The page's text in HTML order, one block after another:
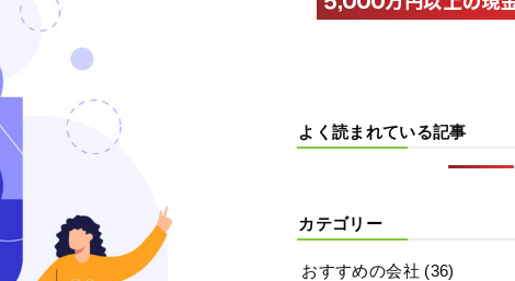
よく読まれている記事
カテゴリー
おすすめの会社 (36)